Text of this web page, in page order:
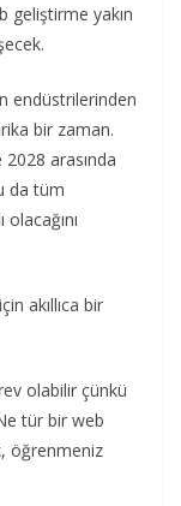
geliştirme yakın
endüstrilerinden
bir zaman.
arasında
da tüm
akıllıca bir
olabilir çünkü
tür bir web
öğrenmeniz